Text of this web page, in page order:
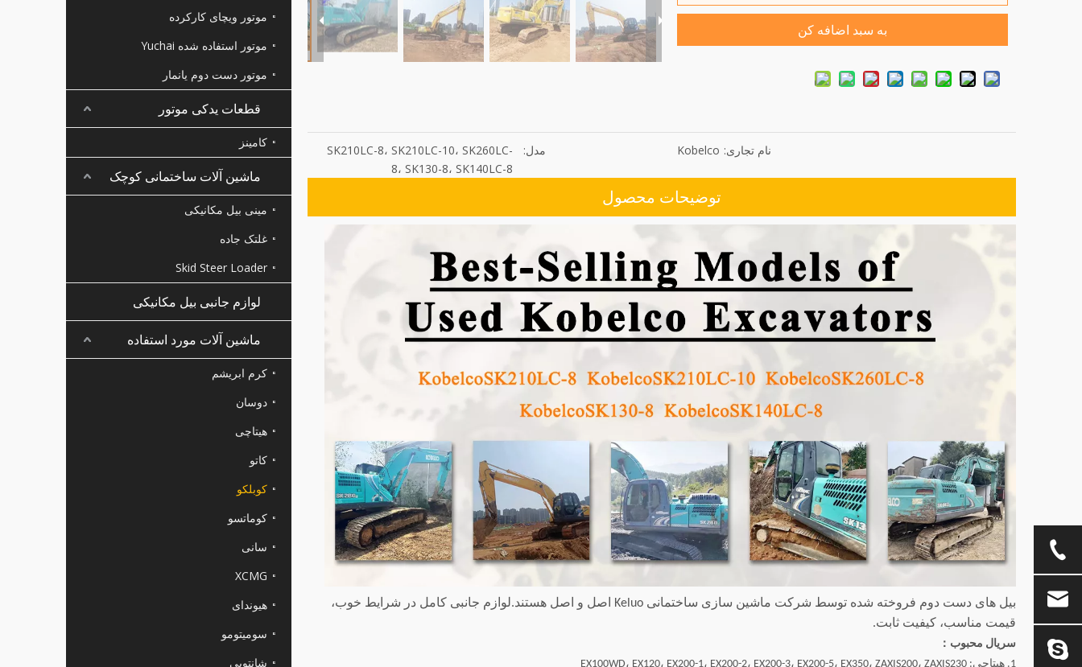
موتور ویچای کارکرده
موتور استفاده شده Yuchai
موتور دست دوم یانمار
قطعات یدکی موتور
کامینز
ماشین آلات ساختمانی کوچک
مینی بیل مکانیکی
غلتک جاده
Skid Steer Loader
لوازم جانبی بیل مکانیکی
ماشین آلات مورد استفاده
کرم ابریشم
دوسان
هیتاچی
کاتو
کوبلکو
کوماتسو
سانی
XCMG
هیوندای
سومیتومو
شانتویی
به سبد اضافه کن
مدل:
SK210LC-8، SK210LC-10، SK260LC-
8، SK130-8، SK140LC-8
نام تجاری: Kobelco
توضیحات محصول
بیل های دست دوم فروخته شده توسط شرکت ماشین سازی ساختمانی Keluo اصل و اصل هستند.لوازم جانبی کامل در شرایط خوب،
قیمت مناسب، کیفیت ثابت.
سریال محبوب：
1. هیتاچی: EX100WD، EX120، EX200-1، EX200-2، EX200-3، EX200-5، EX350، ZAXIS200، ZAXIS230